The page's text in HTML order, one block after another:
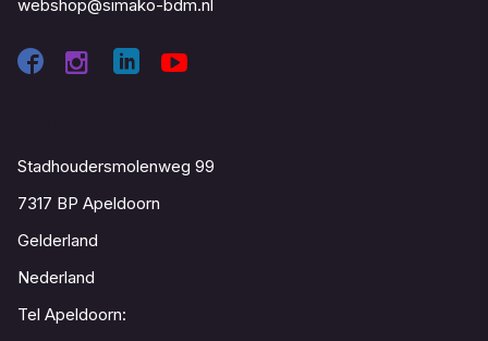
webshop@simako-bdm.nl
Stadhoudersmolenweg 99
7317 BP Apeldoorn
Gelderland
Nederland
Tel Apeldoorn: